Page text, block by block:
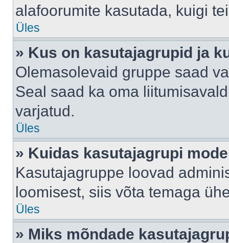
alafoorumite kasutada, kuigi
Üles
» Kus on kasutajagrupid ja
Olemasolevaid gruppe saad
Seal saad ka oma
varjatud.
Üles
» Kuidas kasutajagrupi
Kasutajagruppe loovad
loomisest, siis võta temaga
Üles
» Miks mõndade